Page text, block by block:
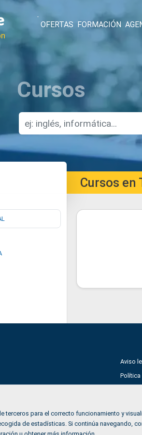
OFERTAS FORMACIÓN
Cursos
Cursos en
Aviso
Política
terceros para el correcto funcionamiento y
de estadísticas. Si continúa navegando,